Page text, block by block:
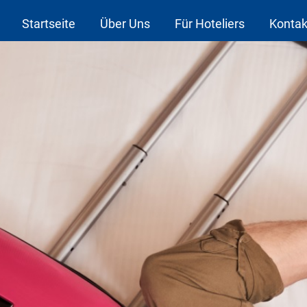
Startseite Über Uns Für Hoteliers